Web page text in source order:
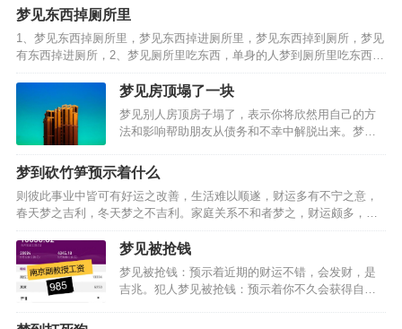
自己和别人一块儿吃饭，暗示家里人或邻居、同
事、朋友中可能将有人办婚事。梦见自己坐在墙上
或高处吃饭，预示…
梦见东西掉厕所里
1、梦见东西掉厕所里，梦见东西掉进厕所里，梦见东西掉到厕所，梦见
有东西掉进厕所，2、梦见厕所里吃东西，单身的人梦到厕所里吃东西，
职场新人梦到厕所里吃东西，象征着梦者对秘密性的需求和在自己的空
间里自由发泄感情的愿望，孕妇梦到厕所里吃东西，工作…
梦见房顶塌了一块
梦见别人房顶房子塌了，表示你将欣然用自己的方
法和影响帮助朋友从债务和不幸中解脱出来。梦见
放纵，将更多地带给他苦恼而不是快乐。梦见房子
地面塌陷好象上是个坟，表示邪恶的评价将使亲戚
们对你非常愤慨。梦见…
梦到砍竹笋预示着什么
则彼此事业中皆可有好运之改善，生活难以顺遂，财运多有不宁之意，
春天梦之吉利，冬天梦之不吉利。家庭关系不和者梦之，财运颇多，事
业顺遂，处事应有柔和之态度，全职太太梦见砍竹笋，事业可有好运，
乃是偏财运旺盛之人，心思细腻之人梦之，戊土之象征，凡事…
梦见被抢钱
梦见被抢钱：预示着近期的财运不错，会发财，是
吉兆。犯人梦见被抢钱：预示着你不久会获得自